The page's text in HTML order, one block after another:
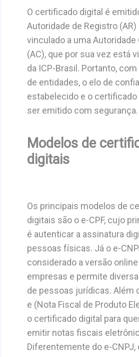
O certificado digital é
Autoridade de Registro
vinculado a uma
(AC), que por sua vez está
da ICP-Brasil. Portanto,
de entidades, o elo de
estabelecido e o certificado
ser emitido com segurança.
Modelos de
digitais
Os principais modelos de
digitais são o e-CPF, cujo
é autenticar a assinatura
pessoas físicas. Já o e-
considerado a versão
empresas e permite
de pessoas jurídicas. Além
e (Nota Fiscal de Produto
o certificado digital para
emitir notas fiscais
Diferentemente do e-CNPJ,